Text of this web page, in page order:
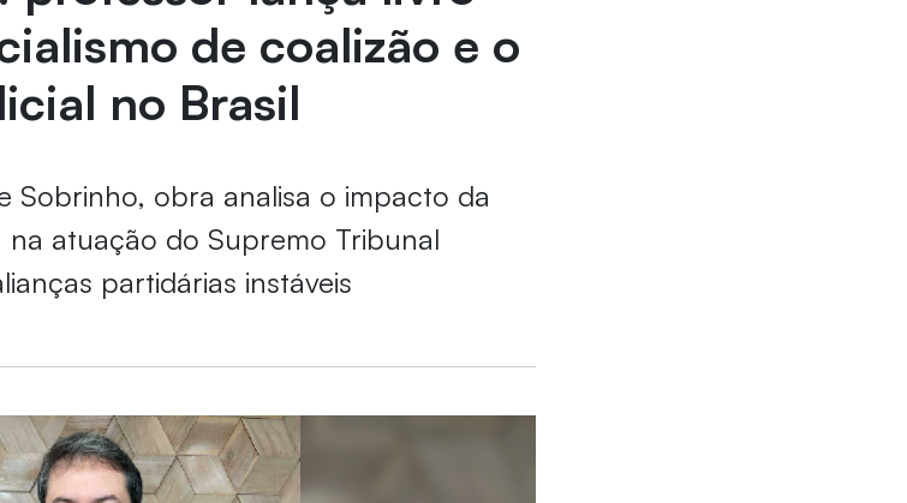
de coalizão e o
no Brasil
Sobrinho, obra analisa o impacto da
atuação do Supremo Tribunal
partidárias instáveis